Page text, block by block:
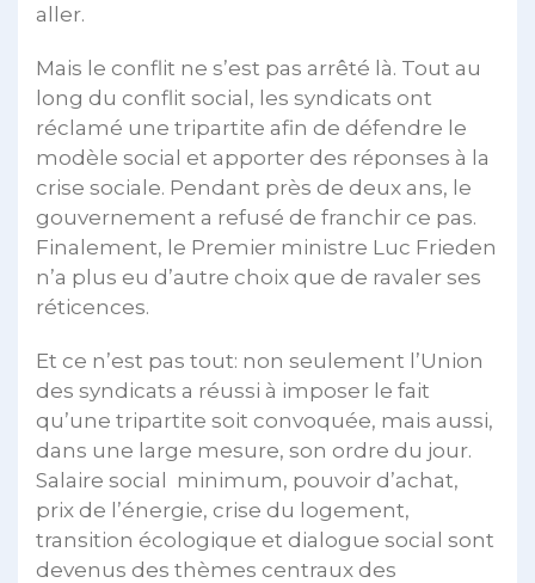
aller.
Mais le conflit ne s’est pas arrêté là. Tout au
long du conflit social, les syndicats ont
réclamé une tripartite afin de défendre le
modèle social et apporter des réponses à la
crise sociale. Pendant près de deux ans, le
gouvernement a refusé de franchir ce pas.
Finalement, le Premier ministre Luc Frieden
n’a plus eu d’autre choix que de ravaler ses
réticences.
Et ce n’est pas tout: non seulement l’Union
des syndicats a réussi à imposer le fait
qu’une tripartite soit convoquée, mais aussi,
dans une large mesure, son ordre du jour.
Salaire social minimum, pouvoir d’achat,
prix de l’énergie, crise du logement,
transition écologique et dialogue social sont
devenus des thèmes centraux des